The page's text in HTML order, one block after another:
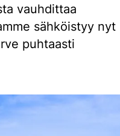
vauhdittaa
sähköistyy nyt
puhtaasti